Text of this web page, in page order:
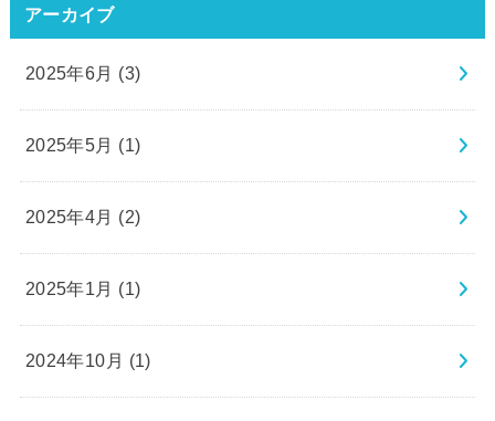
アーカイブ
2025年6月 (3)
2025年5月 (1)
2025年4月 (2)
2025年1月 (1)
2024年10月 (1)